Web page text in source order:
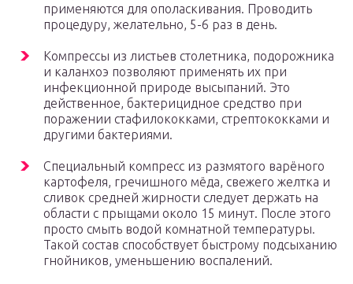
применяются для ополаскивания. Проводить
процедуру, желательно, 5-6 раз в день.
Компрессы из листьев столетника, подорожника
и каланхоэ позволяют применять их при
инфекционной природе высыпаний. Это
действенное, бактерицидное средство при
поражении стафилококками, стрептококками и
другими бактериями.
Специальный компресс из размятого варёного
картофеля, гречишного мёда, свежего желтка и
сливок средней жирности следует держать на
области с прыщами около 15 минут. После этого
просто смыть водой комнатной температуры.
Такой состав способствует быстрому подсыханию
гнойников, уменьшению воспалений.